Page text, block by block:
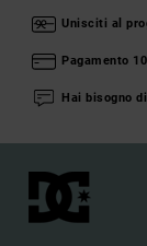
Unisciti al
Pagamento
Hai bisogno